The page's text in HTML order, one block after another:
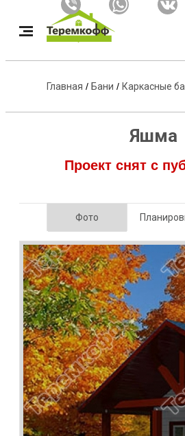
Главная / Бани / Каркасные
Яшма
Проект снят с
Фото